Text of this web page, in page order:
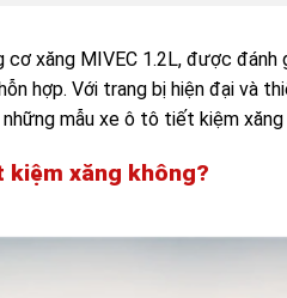
xăng MIVEC 1.2L, được đánh
hợp. Với trang bị hiện đại và
mẫu xe ô tô tiết kiệm
kiệm xăng không?